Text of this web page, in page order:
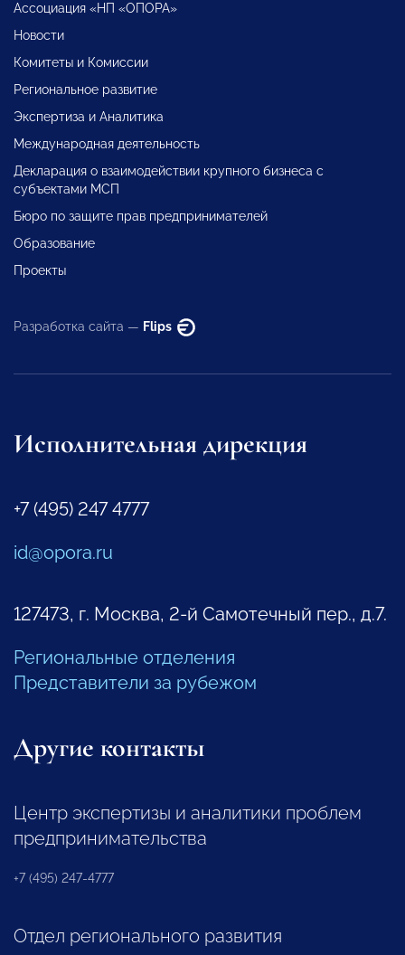
Ассоциация «НП «ОПОРА»
Новости
Комитеты и Комиссии
Региональное развитие
Экспертиза и Аналитика
Международная деятельность
Декларация о взаимодействии крупного бизнеса с
субъектами МСП
Бюро по защите прав предпринимателей
Образование
Проекты
Разработка сайта — Flips
Исполнительная дирекция
+7 (495) 247 4777
id@opora.ru
127473, г. Москва, 2-й Самотечный пер., д.7.
Региональные отделения
Представители за рубежом
Другие контакты
Центр экспертизы и аналитики проблем
предпринимательства
+7 (495) 247-4777
Отдел регионального развития